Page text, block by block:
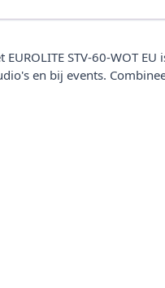
EUROLITE STV-60-WOT
en bij events.